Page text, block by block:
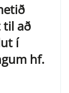
til að
í
hf.